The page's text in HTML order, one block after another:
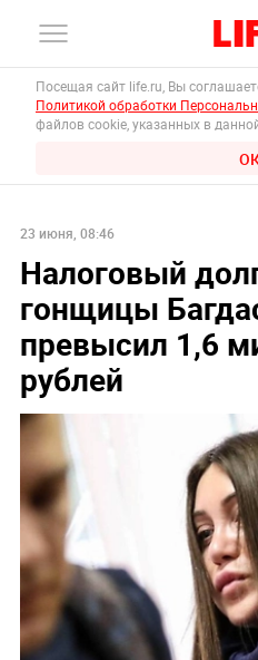
Посещая сайт life.ru, Вы
Политикой обработки
файлов cookie, указанных в
23 июня, 08:46
Налоговый
гонщицы
превысил 1,6
рублей